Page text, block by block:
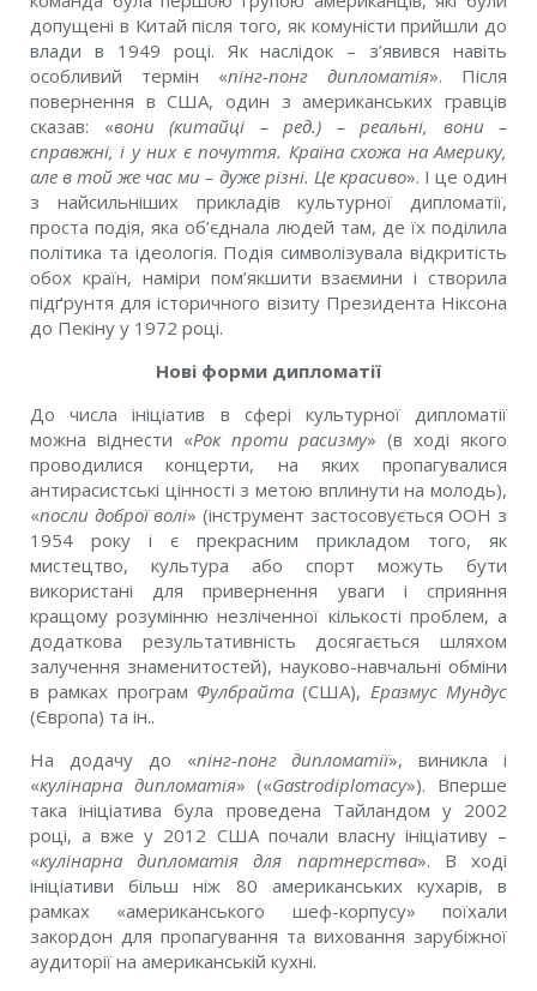
допущені в Китай після того, як комуністи прийшли до
влади в 1949 році. Як наслідок – з’явився навіть
особливий термін «пінг-понг дипломатія». Після
повернення в США, один з американських гравців
сказав: «вони (китайці – ред.) – реальні, вони –
справжні, і у них є почуття. Країна схожа на Америку,
але в той же час ми – дуже різні. Це красиво». І це один
з найсильніших прикладів культурної дипломатії,
проста подія, яка об’єднала людей там, де їх поділила
політика та ідеологія. Подія символізувала відкритість
обох країн, наміри пом’якшити взаємини і створила
підґрунтя для історичного візиту Президента Ніксона
до Пекіну у 1972 році.
Нові форми дипломатії
До числа ініціатив в сфері культурної дипломатії
можна віднести «Рок проти расизму» (в ході якого
проводилися концерти, на яких пропагувалися
антирасистські цінності з метою вплинути на молодь),
«посли доброї волі» (інструмент застосовується ООН з
1954 року і є прекрасним прикладом того, як
мистецтво, культура або спорт можуть бути
використані для привернення уваги і сприяння
кращому розумінню незліченної кількості проблем, а
додаткова результативність досягається шляхом
залучення знаменитостей), науково-навчальні обміни
в рамках програм Фулбрайта (США), Еразмус Мундус
(Європа) та ін..
На додачу до «пінг-понг дипломатії», виникла і
«кулінарна дипломатія» («Gastrodiplomacy»). Вперше
така ініціатива була проведена Тайландом у 2002
році, а вже у 2012 США почали власну ініціативу –
«кулінарна дипломатія для партнерства». В ході
ініціативи більш ніж 80 американських кухарів, в
рамках «американського шеф-корпусу» поїхали
закордон для пропагування та виховання зарубіжної
аудиторії на американській кухні.